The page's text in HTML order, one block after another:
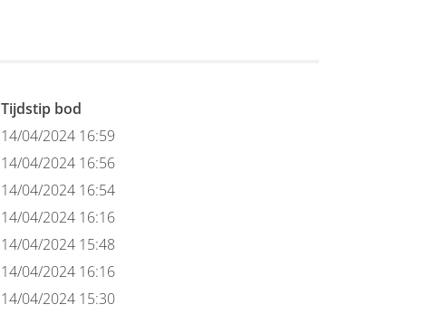
Tijdstip bod
14/04/2024 16:59
14/04/2024 16:56
14/04/2024 16:54
14/04/2024 16:16
14/04/2024 15:48
14/04/2024 16:16
14/04/2024 15:30